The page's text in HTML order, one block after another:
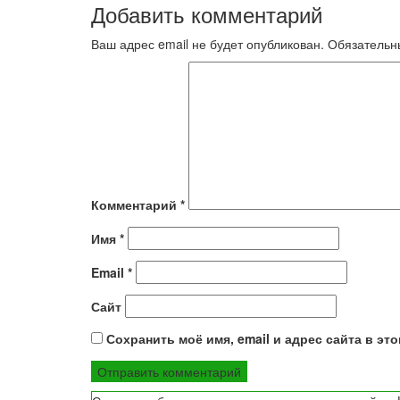
записям
Добавить комментарий
Ваш адрес email не будет опубликован.
Комментарий *
Имя *
Email *
Сайт
Сохранить моё имя, email и адрес сайта в